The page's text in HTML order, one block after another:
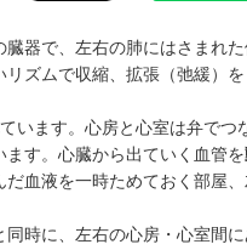
器で、左右の肺にはさまれた
ズムで収縮、拡張（弛緩）を
います。心房と心室は弁でつ
ます。心臓から出ていく血管を
血液を一時ためておく部屋
時に、左右の心房・心室間に